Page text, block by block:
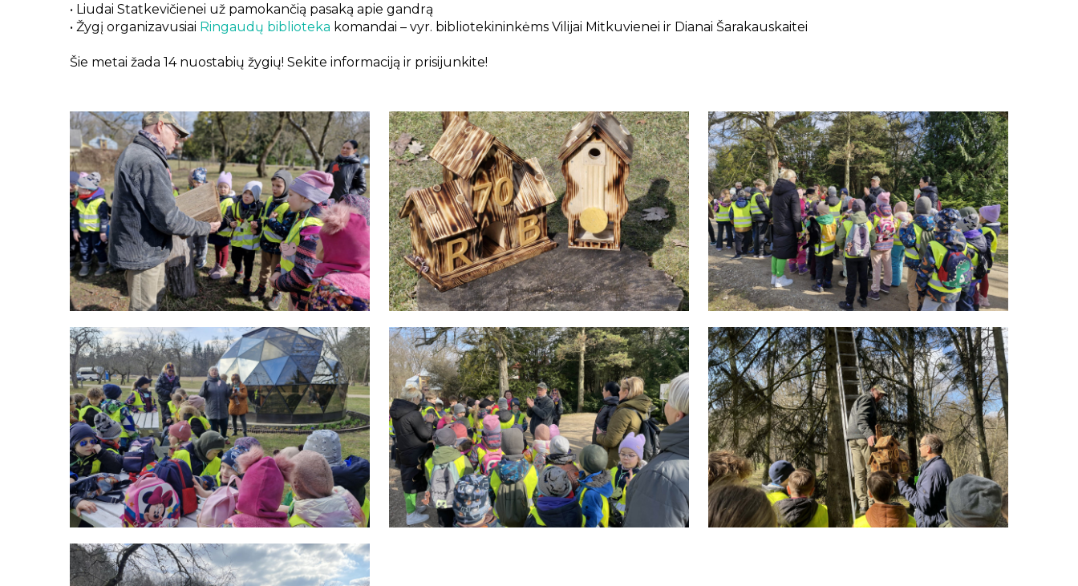
• Liudai Statkevičienei už pamokančią pasaką apie gandrą
• Žygį organizavusiai Ringaudų biblioteka komandai – vyr. bibliotekininkėms Vilijai Mitkuvienei ir Dianai Šarakauskaitei
Šie metai žada 14 nuostabių žygių! Sekite informaciją ir prisijunkite!